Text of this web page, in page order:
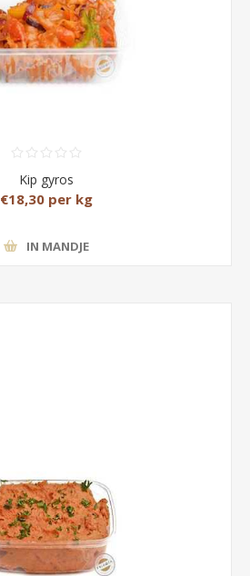
Kip gyros
€18,30 per kg
IN MANDJE